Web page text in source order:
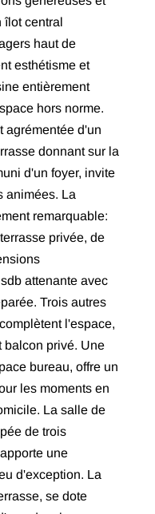
îlot central
haut de
esthétisme et
entièrement
hors norme.
agrémentée d'un
donnant sur la
d'un foyer, invite
animées. La
remarquable:
privée, de
attenante avec
Trois autres
l'espace,
balcon privé. Une
bureau, offre un
les moments en
La salle de
de trois
une
d'exception. La
se dote